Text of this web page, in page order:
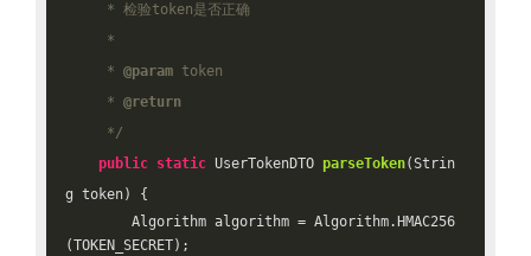
* 检验token是否正确
*
* @param token
* @return
*/
public static UserTokenDTO parseToken(Strin
g token)
{
Algorithm algorithm = Algorithm.HMAC256
(TOKEN_SECRET);